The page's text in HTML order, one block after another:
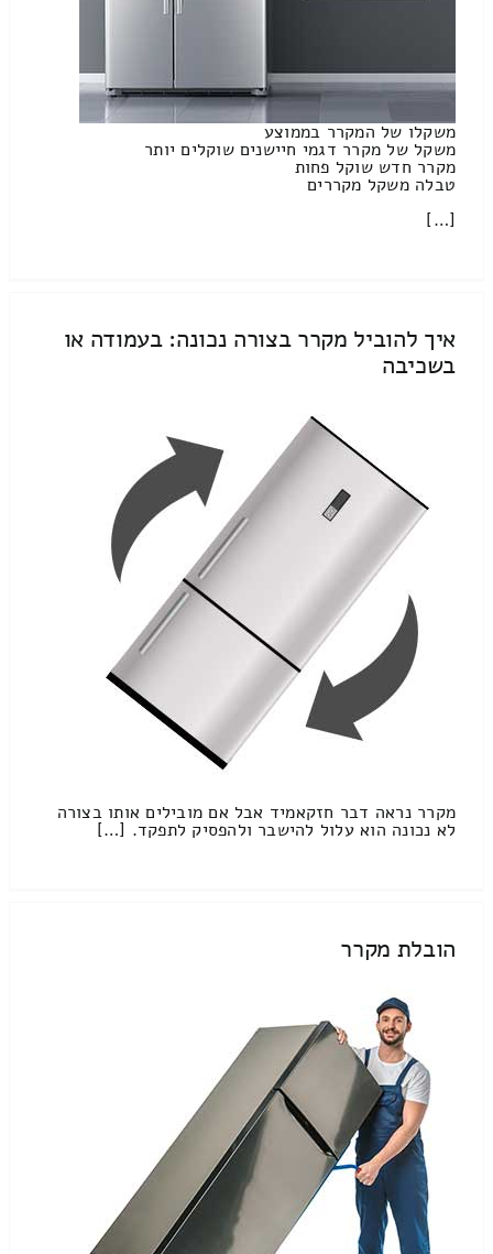
משקלו של המקרר בממוצע
משקל של מקרר דגמי חיישנים שוקלים יותר
מקרר חדש שוקל פחות
טבלה משקל מקררים
[…]
איך להוביל מקרר בצורה נכונה: בעמודה או
בשכיבה
מקרר נראה דבר חזקאמיד אבל אם מובילים אותו בצורה
לא נכונה הוא עלול להישבר ולהפסיק לתפקד. […]
הובלת מקרר